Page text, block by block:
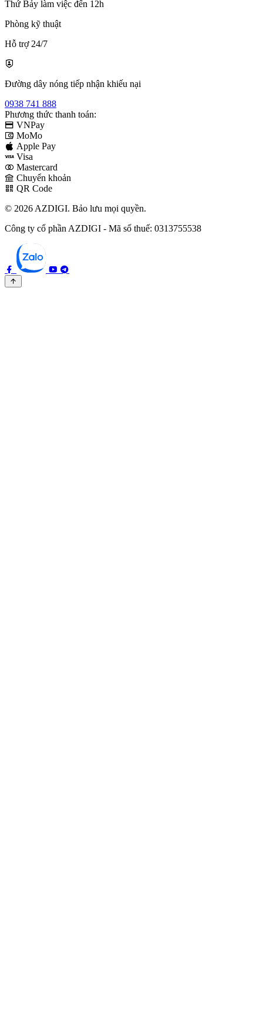
Thứ Bảy làm việc đến 12h
Phòng kỹ thuật
Hỗ trợ 24/7
Đường dây nóng tiếp nhận khiếu nại
0938 741 888
Phương thức thanh toán:
VNPay
MoMo
Apple Pay
Visa
Mastercard
Chuyển khoản
QR Code
© 2026 AZDIGI. Bảo lưu mọi quyền.
Công ty cổ phần AZDIGI - Mã số thuế: 0313755538